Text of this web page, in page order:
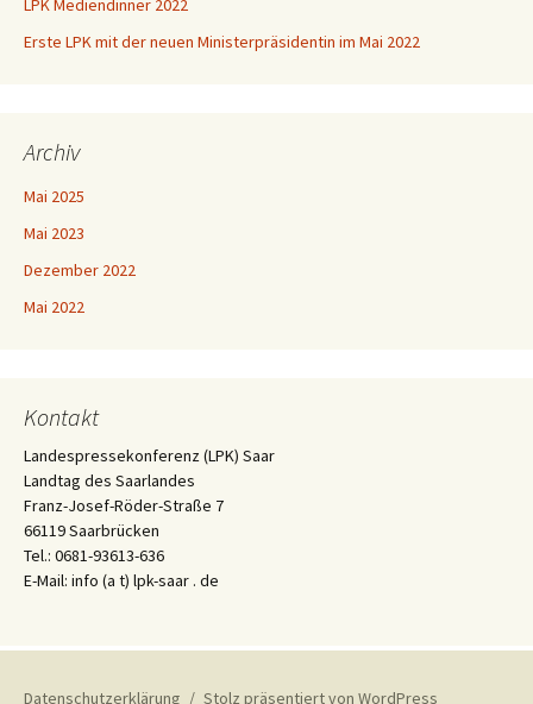
LPK Mediendinner 2022
Erste LPK mit der neuen Ministerpräsidentin im Mai 2022
Archiv
Mai 2025
Mai 2023
Dezember 2022
Mai 2022
Kontakt
Landespressekonferenz (LPK) Saar
Landtag des Saarlandes
Franz-Josef-Röder-Straße 7
66119 Saarbrücken
Tel.: 0681-93613-636
E-Mail: info (a t) lpk-saar . de
Datenschutzerklärung Stolz präsentiert von WordPress